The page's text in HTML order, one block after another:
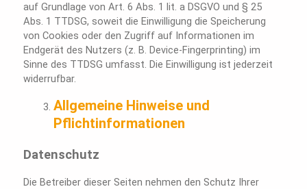
auf Grundlage von Art. 6 Abs. 1 lit. a DSGVO und § 25
Abs. 1 TTDSG, soweit die Einwilligung die Speicherung
von Cookies oder den Zugriff auf Informationen im
Endgerät des Nutzers (z. B. Device-Fingerprinting) im
Sinne des TTDSG umfasst. Die Einwilligung ist jederzeit
widerrufbar.
Allgemeine Hinweise und
Pflichtinformationen
Datenschutz
Die Betreiber dieser Seiten nehmen den Schutz Ihrer